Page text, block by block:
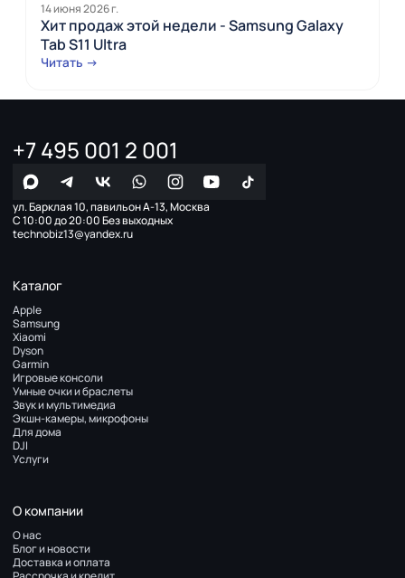
14 июня 2026 г.
Хит продаж этой недели - Samsung Galaxy
Tab S11 Ultra
Читать →
+7 495 001 2 001
ул. Барклая 10, павильон А-13, Москва
С 10:00 до 20:00 Без выходных
technobiz13@yandex.ru
Каталог
Apple
Samsung
Xiaomi
Dyson
Garmin
Игровые консоли
Умные очки и браслеты
Звук и мультимедиа
Экшн-камеры, микрофоны
Для дома
DJI
Услуги
О компании
О нас
Блог и новости
Доставка и оплата